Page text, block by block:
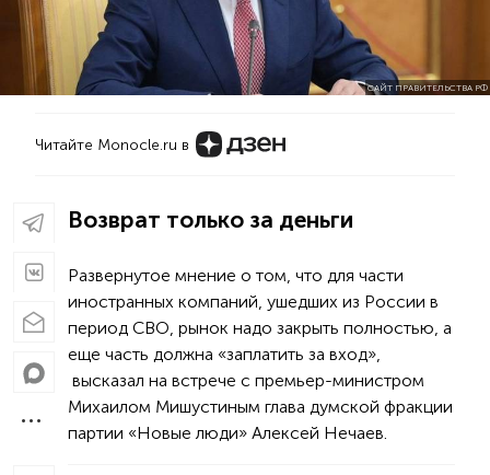
САЙТ ПРАВИТЕЛЬСТВА РФ
Читайте Monocle.ru в
Возврат только за деньги
Развернутое мнение о том, что для части
иностранных компаний, ушедших из России в
период СВО, рынок надо закрыть полностью, а
еще часть должна «заплатить за вход»,
высказал на встрече с премьер-министром
Михаилом Мишустиным глава думской фракции
партии «Новые люди» Алексей Нечаев.